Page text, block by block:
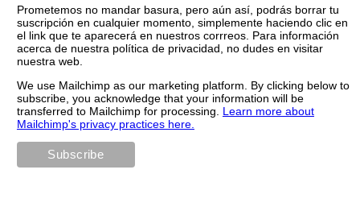
Prometemos no mandar basura, pero aún así, podrás borrar tu
suscripción en cualquier momento, simplemente haciendo clic en
el link que te aparecerá en nuestros corrreos. Para información
acerca de nuestra política de privacidad, no dudes en visitar
nuestra web.
We use Mailchimp as our marketing platform. By clicking below to
subscribe, you acknowledge that your information will be
transferred to Mailchimp for processing. Learn more about
Mailchimp's privacy practices here.